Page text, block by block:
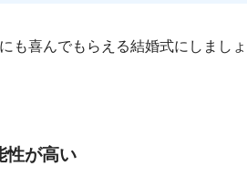
も喜んでもらえる結婚式にしましょ
性が高い